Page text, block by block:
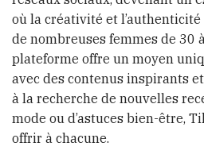
où la créativité et l’authenticité
de nombreuses femmes de 30
plateforme offre un moyen
avec des contenus inspirants
à la recherche de nouvelles
mode ou d’astuces bien-être,
offrir à chacune.